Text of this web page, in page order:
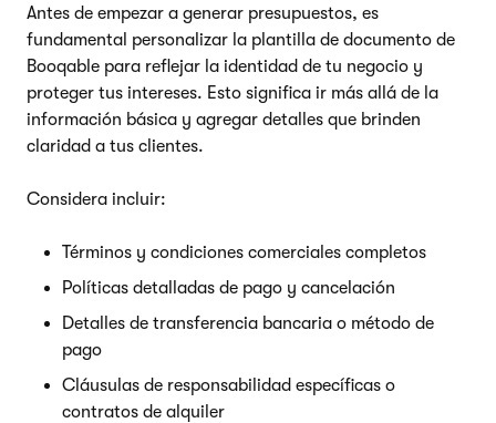
Antes de empezar a generar presupuestos, es
fundamental personalizar la plantilla de documento de
Booqable para reflejar la identidad de tu negocio y
proteger tus intereses. Esto significa ir más allá de la
información básica y agregar detalles que brinden
claridad a tus clientes.
Considera incluir:
Términos y condiciones comerciales completos
Políticas detalladas de pago y cancelación
Detalles de transferencia bancaria o método de
pago
Cláusulas de responsabilidad específicas o
contratos de alquiler